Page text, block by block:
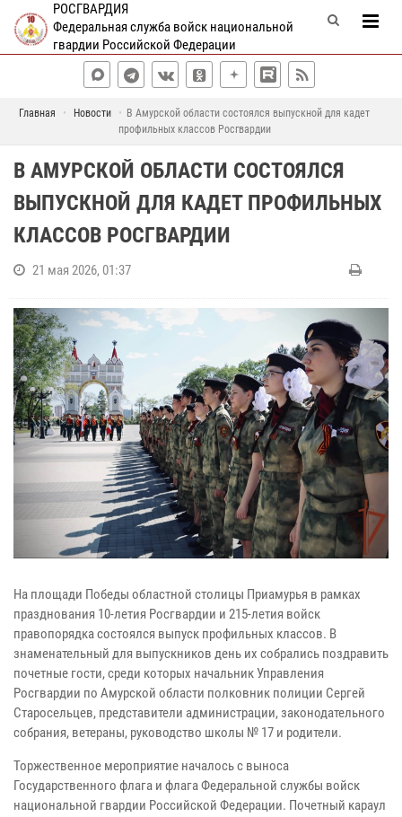
РОСГВАРДИЯ
Федеральная служба войск национальной
гвардии Российской Федерации
Главная Новости
В Амурской области состоялся выпускной для кадет
профильных классов Росгвардии
В АМУРСКОЙ ОБЛАСТИ СОСТОЯЛСЯ
ВЫПУСКНОЙ ДЛЯ КАДЕТ ПРОФИЛЬНЫХ
КЛАССОВ РОСГВАРДИИ
21 мая 2026, 01:37
На площади Победы областной столицы Приамурья в рамках
празднования 10-летия Росгвардии и 215-летия войск
правопорядка состоялся выпуск профильных классов. В
знаменательный для выпускников день их собрались поздравить
почетные гости, среди которых начальник Управления
Росгвардии по Амурской области полковник полиции Сергей
Старосельцев, представители администрации, законодательного
собрания, ветераны, руководство школы № 17 и родители.
Торжественное мероприятие началось с выноса
Государственного флага и флага Федеральной службы войск
национальной гвардии Российской Федерации. Почетный караул